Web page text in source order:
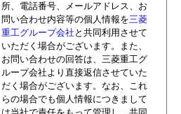
所、電話番号、メールアドレス、お
問い合わせ内容等の個人情報を三菱
重工グループ会社 と共同利用させて
いただく場合がございます。また、
お問い合わせの回答は、三菱重工グ
ループ会社より直接返信させていた
だく場合がございます。なお、これ
らの場合でも個人情報につきまして